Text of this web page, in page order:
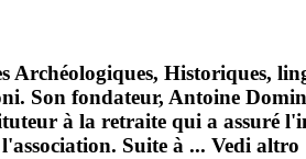
Historiques,
Son fondateur, Antoine
à la retraite qui a assuré
Suite à ... Vedi altro